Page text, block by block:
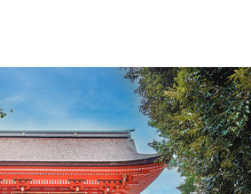
場からアットホームなご祝宴向けまで、人